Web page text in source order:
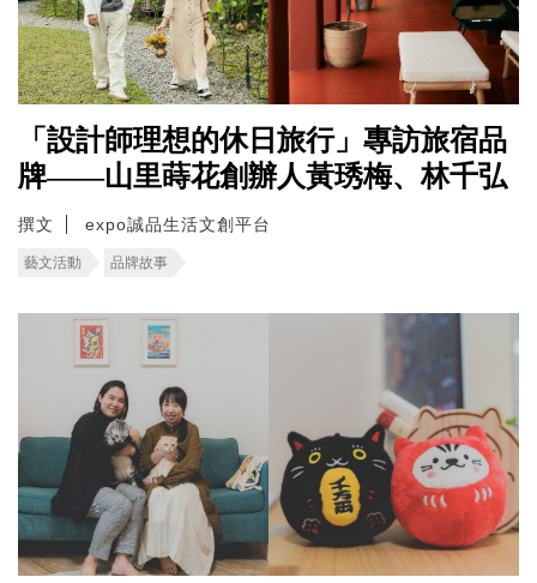
「設計師理想的休日旅行」專訪旅宿品
牌——山里蒔花創辦人黃琇梅、林千弘
撰文 expo誠品生活文創平台
藝文活動 品牌故事